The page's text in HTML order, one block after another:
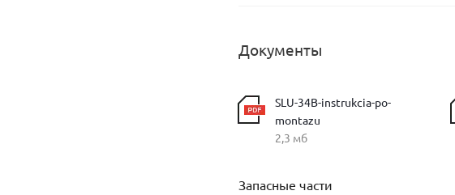
Документы
SLU-34B-instrukcia-po-
montazu
2,3 мб
Запасные части